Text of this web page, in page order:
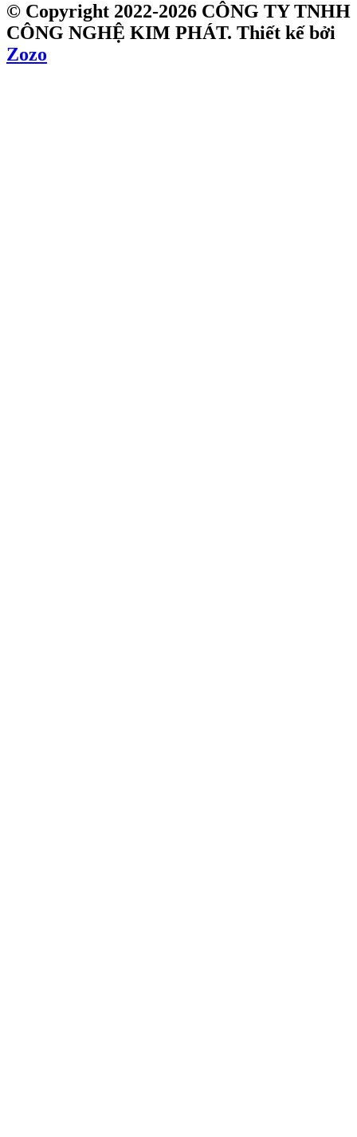
© Copyright 2022-2026 CÔNG TY TNHH
CÔNG NGHỆ KIM PHÁT. Thiết kế bởi
Zozo